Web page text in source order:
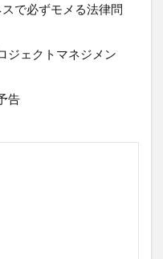
で必ずモメる法律問
ジェクトマネジメン
告